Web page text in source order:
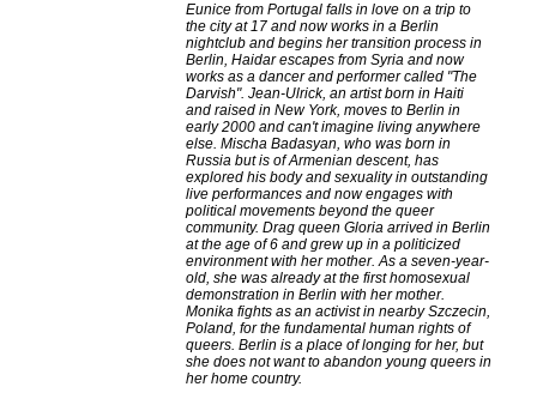
Eunice from Portugal falls in love on a trip to
the city at 17 and now works in a Berlin
nightclub and begins her transition process in
Berlin, Haidar escapes from Syria and now
works as a dancer and performer called "The
Darvish". Jean-Ulrick, an artist born in Haiti
and raised in New York, moves to Berlin in
early 2000 and can't imagine living anywhere
else. Mischa Badasyan, who was born in
Russia but is of Armenian descent, has
explored his body and sexuality in outstanding
live performances and now engages with
political movements beyond the queer
community. Drag queen Gloria arrived in Berlin
at the age of 6 and grew up in a politicized
environment with her mother. As a seven-year-
old, she was already at the first homosexual
demonstration in Berlin with her mother.
Monika fights as an activist in nearby Szczecin,
Poland, for the fundamental human rights of
queers. Berlin is a place of longing for her, but
she does not want to abandon young queers in
her home country.